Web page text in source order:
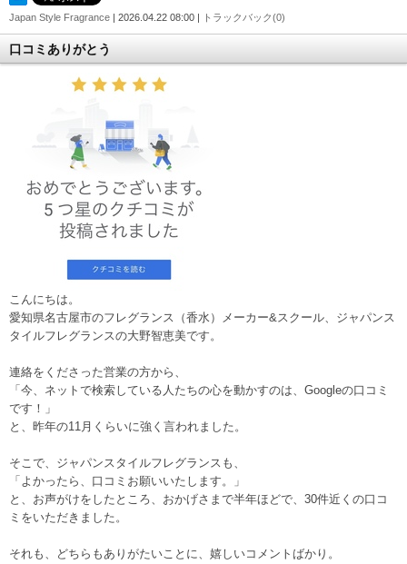
Japan Style Fragrance | 2026.04.22 08:00 | トラックバック(0)
口コミありがとう
こんにちは。
愛知県名古屋市のフレグランス（香水）メーカー&スクール、ジャパンス
タイルフレグランスの大野智恵美です。
連絡をくださった営業の方から、
「今、ネットで検索している人たちの心を動かすのは、Googleの口コミ
です！」
と、昨年の11月くらいに強く言われました。
そこで、ジャパンスタイルフレグランスも、
「よかったら、口コミお願いいたします。」
と、お声がけをしたところ、おかげさまで半年ほどで、30件近くの口コ
ミをいただきました。
それも、どちらもありがたいことに、嬉しいコメントばかり。